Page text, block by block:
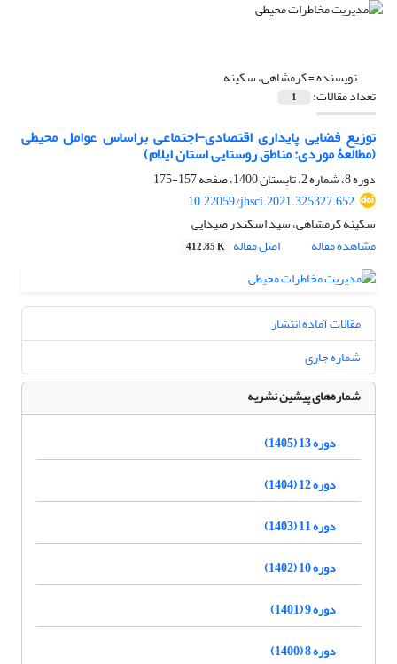
نویسنده =کرمشاهی، سکینه
تعداد مقالات: 1
توزیع فضایی پایداری اقتصادی-اجتماعی براساس عوامل محیطی
(مطالعۀ موردی: مناطق روستایی استان ایلام)
دوره 8، شماره 2، تابستان 1400، صفحه
157-175
10.22059/jhsci.2021.325327.652
سکینه کرمشاهی، سید اسکندر صیدایی
مشاهده مقاله
اصل مقاله 412.85 K
مقالات آماده انتشار
شماره جاری
شماره‌های پیشین نشریه
دوره 13 (1405)
دوره 12 (1404)
دوره 11 (1403)
دوره 10 (1402)
دوره 9 (1401)
دوره 8 (1400)